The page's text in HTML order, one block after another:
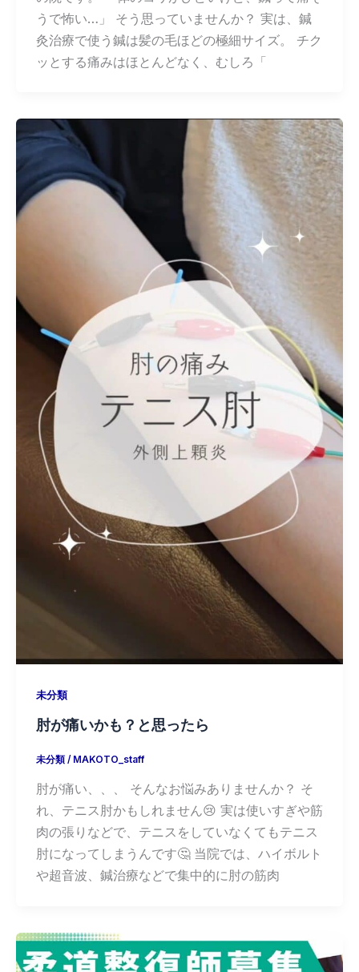
うで怖い…」 そう思っていませんか？ 実は、鍼
灸治療で使う鍼は髪の毛ほどの極細サイズ。 チク
ッとする痛みはほとんどなく、むしろ「
未分類
肘が痛いかも？と思ったら
未分類/ MAKOTO_staff
肘が痛い、、、 そんなお悩みありませんか？ そ
れ、テニス肘かもしれません😢 実は使いすぎや筋
肉の張りなどで、テニスをしていなくてもテニス
肘になってしまうんです🤔 当院では、ハイボルト
や超音波、鍼治療などで集中的に肘の筋肉